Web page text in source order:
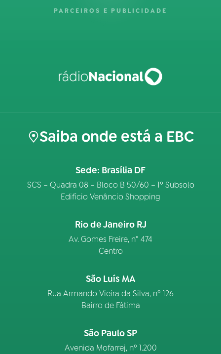
PARCEIROS E PUBLICIDADE
Saiba onde está a EBC
Sede: Brasília DF
SCS – Quadra 08 – Bloco B 50/60 – 1º Subsolo
Edifício Venâncio Shopping
Rio de Janeiro RJ
Av. Gomes Freire, n° 474
Centro
São Luís MA
Rua Armando Vieira da Silva, nº 126
Bairro de Fátima
São Paulo SP
Avenida Mofarrej, nº 1.200